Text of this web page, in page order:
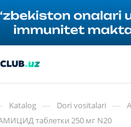
Katalog — Dori vositalari —
таблетки 250 мг N20